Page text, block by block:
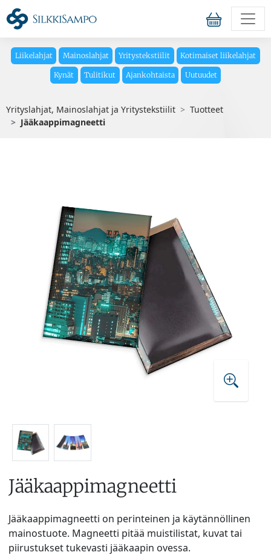
Liikelahjat Mainoslahjat Yritystekstiilit Kotimaiset liikelahjat
Kynät Tulitikut Ajankohtaista Uutuudet
Yrityslahjat, Mainoslahjat ja Yritystekstiilit
Tuotteet
Jääkaappimagneetti
Jääkaappimagneetti
Jääkaappimagneetti on perinteinen ja käytännöllinen
mainostuote. Magneetti pitää muistilistat, kuvat tai
piirustukset tukevasti jääkaapin ovessa.